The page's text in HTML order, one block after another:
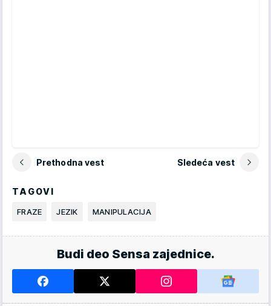
Prethodna vest Sledeća vest
TAGOVI
FRAZE JEZIK MANIPULACIJA
Budi deo Sensa zajednice.